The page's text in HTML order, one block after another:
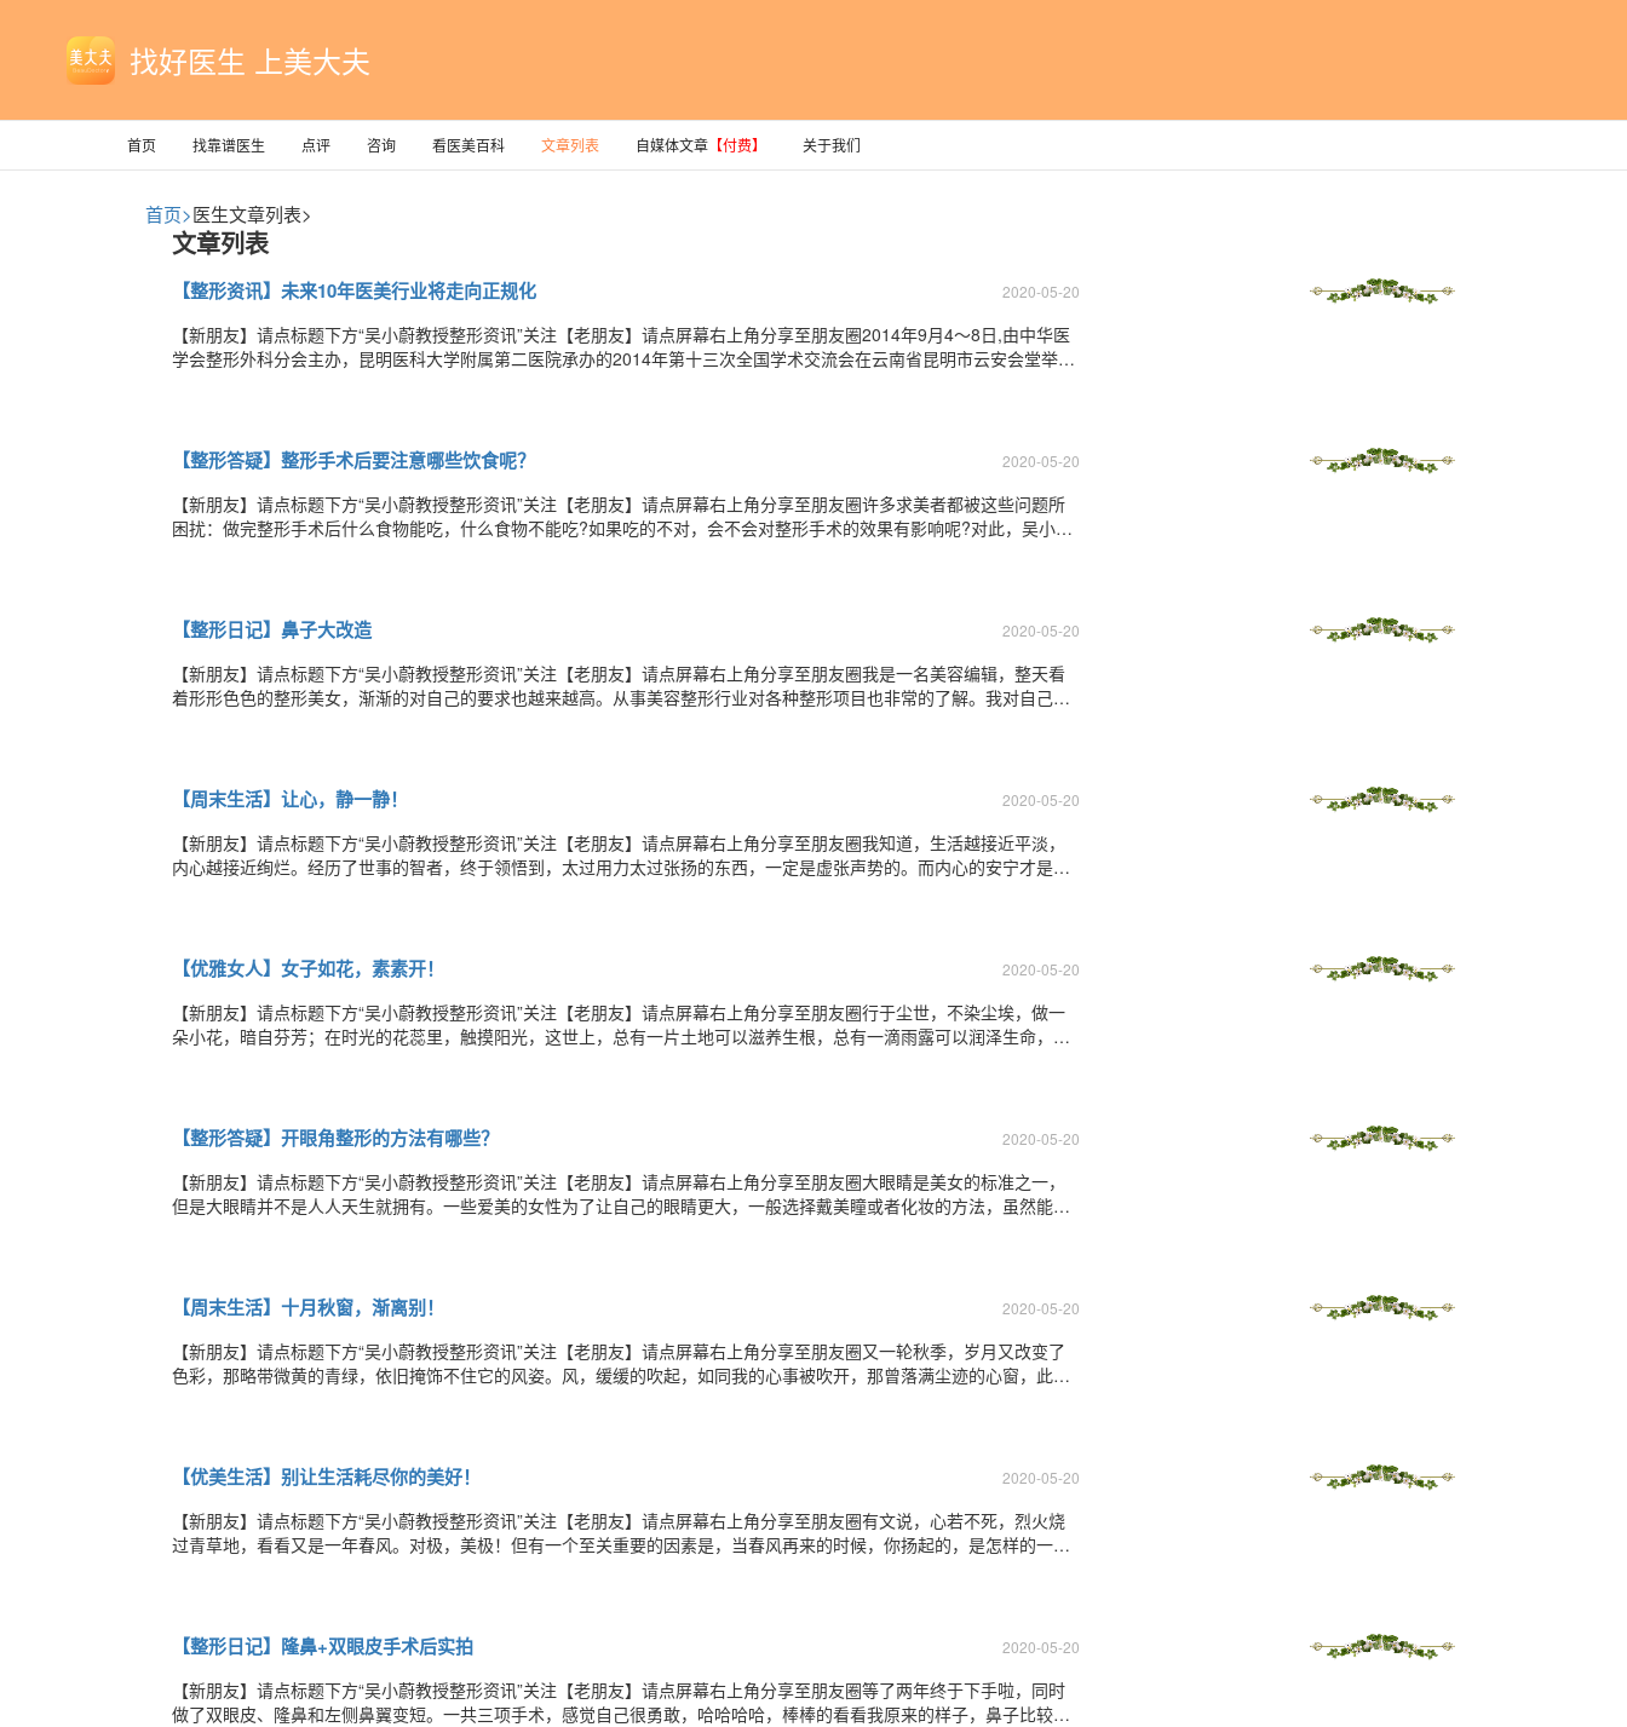
找好医生 上美大夫
首页 找靠谱医生 点评 咨询 看医美百科 文章列表 自媒体文章 【付费】 关于我们
首页>医生文章列表>
文章列表
【整形资讯】未来10年医美行业将走向正规化 2020-05-20
【新朋友】请点标题下方“吴小蔚教授整形资讯”关注【老朋友】请点屏幕右上角分享至朋友圈2014年9月4～8日,由中华医
学会整形外科分会主办，昆明医科大学附属第二医院承办的2014年第十三次全国学术交流会在云南省昆明市云安会堂举
【整形答疑】整形手术后要注意哪些饮食呢？ 2020-05-20
【新朋友】请点标题下方“吴小蔚教授整形资讯”关注【老朋友】请点屏幕右上角分享至朋友圈许多求美者都被这些问题所
困扰：做完整形手术后什么食物能吃，什么食物不能吃?如果吃的不对，会不会对整形手术的效果有影响呢?对此，吴小蔚
【整形日记】鼻子大改造 2020-05-20
【新朋友】请点标题下方“吴小蔚教授整形资讯”关注【老朋友】请点屏幕右上角分享至朋友圈我是一名美容编辑，整天看
着形形色色的整形美女，渐渐的对自己的要求也越来越高。从事美容整形行业对各种整形项目也非常的了解。我对自己的
【周末生活】让心，静一静！ 2020-05-20
【新朋友】请点标题下方“吴小蔚教授整形资讯”关注【老朋友】请点屏幕右上角分享至朋友圈我知道，生活越接近平淡，
内心越接近绚烂。经历了世事的智者，终于领悟到，太过用力太过张扬的东西，一定是虚张声势的。而内心的安宁才是真
【优雅女人】女子如花，素素开！ 2020-05-20
【新朋友】请点标题下方“吴小蔚教授整形资讯”关注【老朋友】请点屏幕右上角分享至朋友圈行于尘世，不染尘埃，做一
朵小花，暗自芬芳；在时光的花蕊里，触摸阳光，这世上，总有一片土地可以滋养生根，总有一滴雨露可以润泽生命，给
【整形答疑】开眼角整形的方法有哪些？ 2020-05-20
【新朋友】请点标题下方“吴小蔚教授整形资讯”关注【老朋友】请点屏幕右上角分享至朋友圈大眼睛是美女的标准之一，
但是大眼睛并不是人人天生就拥有。一些爱美的女性为了让自己的眼睛更大，一般选择戴美瞳或者化妆的方法，虽然能起
【周末生活】十月秋窗，渐离别！ 2020-05-20
【新朋友】请点标题下方“吴小蔚教授整形资讯”关注【老朋友】请点屏幕右上角分享至朋友圈又一轮秋季，岁月又改变了
色彩，那略带微黄的青绿，依旧掩饰不住它的风姿。风，缓缓的吹起，如同我的心事被吹开，那曾落满尘迹的心窗，此
【优美生活】别让生活耗尽你的美好！ 2020-05-20
【新朋友】请点标题下方“吴小蔚教授整形资讯”关注【老朋友】请点屏幕右上角分享至朋友圈有文说，心若不死，烈火烧
过青草地，看看又是一年春风。对极，美极！但有一个至关重要的因素是，当春风再来的时候，你扬起的，是怎样的一张
【整形日记】隆鼻+双眼皮手术后实拍 2020-05-20
【新朋友】请点标题下方“吴小蔚教授整形资讯”关注【老朋友】请点屏幕右上角分享至朋友圈等了两年终于下手啦，同时
做了双眼皮、隆鼻和左侧鼻翼变短。一共三项手术，感觉自己很勇敢，哈哈哈哈，棒棒的看看我原来的样子，鼻子比较直